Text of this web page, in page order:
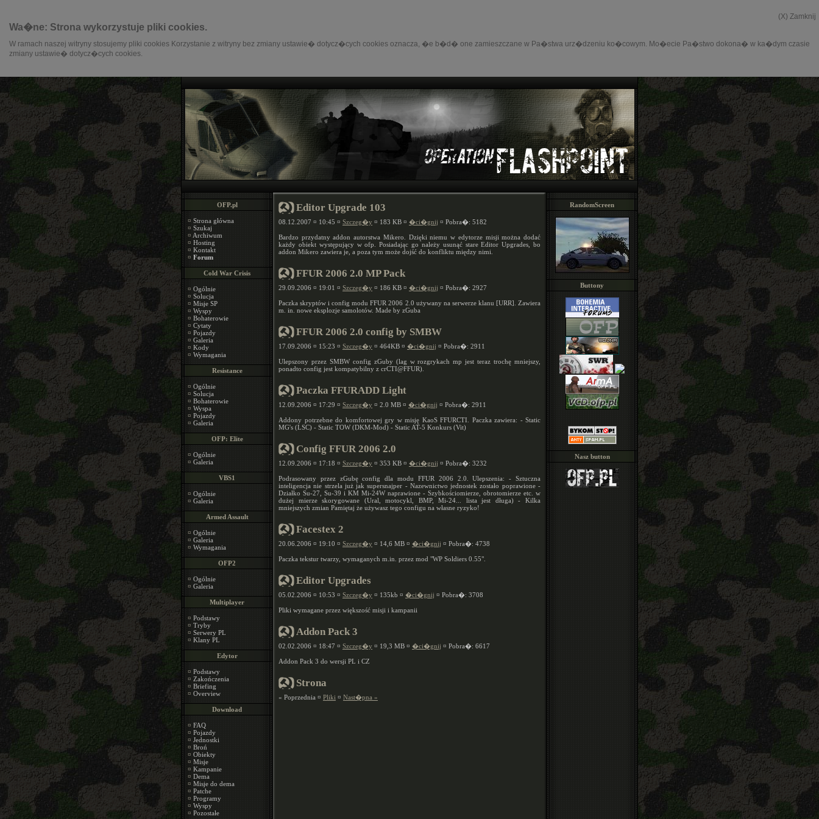
(X) Zamknij
Wa�ne: Strona wykorzystuje pliki cookies.
W ramach naszej witryny stosujemy pliki cookies Korzystanie z witryny bez zmiany ustawie� dotycz�cych cookies oznacza, �e b�d� one zamieszczane w Pa�stwa urz�dzeniu ko�cowym. Mo�ecie Pa�stwo dokona� w ka�dym czasie
zmiany ustawie� dotycz�cych cookies.
OFP.pl
¤ Strona główna
¤ Szukaj
¤ Archiwum
¤ Hosting
¤ Kontakt
¤ Forum
Cold War Crisis
¤ Ogólnie
¤ Solucja
¤ Misje SP
¤ Wyspy
¤ Bohaterowie
¤ Cytaty
¤ Pojazdy
¤ Galeria
¤ Kody
¤ Wymagania
Resistance
¤ Ogólnie
¤ Solucja
¤ Bohaterowie
¤ Wyspa
¤ Pojazdy
¤ Galeria
OFP: Elite
¤ Ogólnie
¤ Galeria
VBS1
¤ Ogólnie
¤ Galeria
Armed Assault
¤ Ogólnie
¤ Galeria
¤ Wymagania
OFP2
¤ Ogólnie
¤ Galeria
Multiplayer
¤ Podstawy
¤ Tryby
¤ Serwery PL
¤ Klany PL
Edytor
¤ Podstawy
¤ Zakończenia
¤ Briefing
¤ Overview
Download
¤ FAQ
¤ Pojazdy
¤ Jednostki
¤ Broń
¤ Obiekty
¤ Misje
¤ Kampanie
¤ Dema
¤ Misje do dema
¤ Patche
¤ Programy
¤ Wyspy
¤ Pozostałe
Editor Upgrade 103
08.12.2007 ¤ 10:45 ¤ Szczeg�y ¤ 183 KB ¤ �ci�gnij ¤ Pobra�: 5182
Bardzo przydatny addon autorstwa Mikero. Dzięki niemu w edytorze misji można dodać
każdy obiekt występujący w ofp. Posiadając go należy usunąć stare Editor Upgrades, bo
addon Mikero zawiera je, a poza tym może dojść do konfliktu między nimi.
FFUR 2006 2.0 MP Pack
29.09.2006 ¤ 19:01 ¤ Szczeg�y ¤ 186 KB ¤ �ci�gnij ¤ Pobra�: 2927
Paczka skryptów i config modu FFUR 2006 2.0 używany na serwerze klanu [URR]. Zawiera
m. in. nowe eksplozje samolotów. Made by zGuba
FFUR 2006 2.0 config by SMBW
17.09.2006 ¤ 15:23 ¤ Szczeg�y ¤ 464KB ¤ �ci�gnij ¤ Pobra�: 2911
Ulepszony przez SMBW config zGuby (lag w rozgrykach mp jest teraz trochę mniejszy,
ponadto config jest kompatybilny z crCTI@FFUR).
Paczka FFURADD Light
12.09.2006 ¤ 17:29 ¤ Szczeg�y ¤ 2.0 MB ¤ �ci�gnij ¤ Pobra�: 2911
Addony potrzebne do komfortowej gry w misję KaoS FFURCTI. Paczka zawiera: - Static
MG's (LSC) - Static TOW (DKM-Mod) - Static AT-5 Konkurs (Vit)
Config FFUR 2006 2.0
12.09.2006 ¤ 17:18 ¤ Szczeg�y ¤ 353 KB ¤ �ci�gnij ¤ Pobra�: 3232
Podrasowany przez zGubę config dla modu FFUR 2006 2.0. Ulepszenia: - Sztuczna
inteligencja nie strzela już jak supersnajper - Nazewnictwo jednostek zostało poprawione -
Działko Su-27, Su-39 i KM Mi-24W naprawione - Szybkościomierze, obrotomierze etc. w
dużej mierze skorygowane (Ural, motocykl, BMP, Mi-24... lista jest długa) - Kilka
mniejszych zmian Pamiętaj że używasz tego configu na własne ryzyko!
Facestex 2
20.06.2006 ¤ 19:10 ¤ Szczeg�y ¤ 14,6 MB ¤ �ci�gnij ¤ Pobra�: 4738
Paczka tekstur twarzy, wymaganych m.in. przez mod "WP Soldiers 0.55".
Editor Upgrades
05.02.2006 ¤ 10:53 ¤ Szczeg�y ¤ 135kb ¤ �ci�gnij ¤ Pobra�: 3708
Pliki wymagane przez większość misji i kampanii
Addon Pack 3
02.02.2006 ¤ 18:47 ¤ Szczeg�y ¤ 19,3 MB ¤ �ci�gnij ¤ Pobra�: 6617
Addon Pack 3 do wersji PL i CZ
Strona
« Poprzednia ¤ Pliki ¤ Nast�pna »
RandomScreen
Buttony
Nasz button